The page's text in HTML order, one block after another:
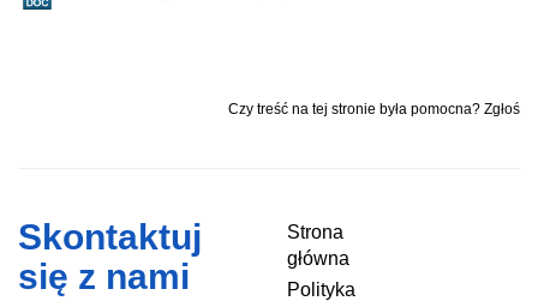
Czy treść na tej stronie była pomocna? Zgłoś
Skontaktuj
się z nami
Strona
główna
Polityka